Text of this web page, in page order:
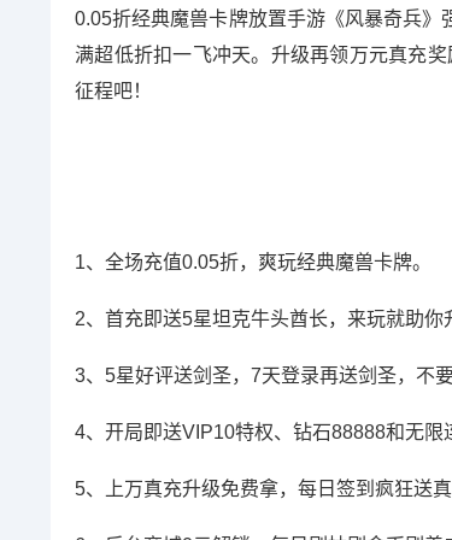
0.05折经典魔兽卡牌放置手游《风暴奇兵
满超低折扣一飞冲天。升级再领万元真充
征程吧！
1、全场充值0.05折，爽玩经典魔兽卡牌。
2、首充即送5星坦克牛头酋长，来玩就助你
3、5星好评送剑圣，7天登录再送剑圣，不
4、开局即送VIP10特权、钻石88888和无限
5、上万真充升级免费拿，每日签到疯狂送